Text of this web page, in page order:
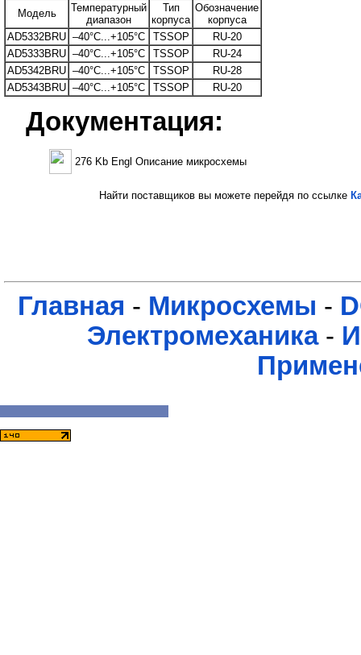
Модель
Температурный
диапазон
Тип
корпуса
Обозначение
корпуса
AD5332BRU –40°C...+105°C TSSOP
RU-20
AD5333BRU –40°C...+105°C TSSOP
RU-24
AD5342BRU –40°C...+105°C TSSOP
RU-28
AD5343BRU –40°C...+105°C TSSOP RU-20
Документация:
276 Kb Engl Описание микросхемы
Найти поставщиков вы можете перейдя по ссылке
Главная - Микросхемы -
Электромеханика-